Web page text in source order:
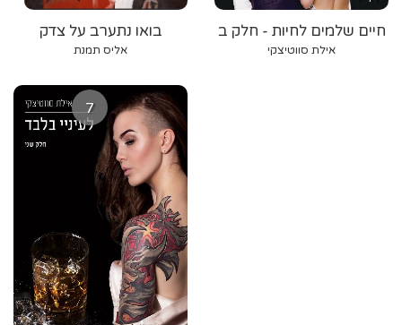
בואו נתערב על צדק
אליס תמנת
חיים שלמים לחיות - חלק ב
אילת סווטיצקי
7